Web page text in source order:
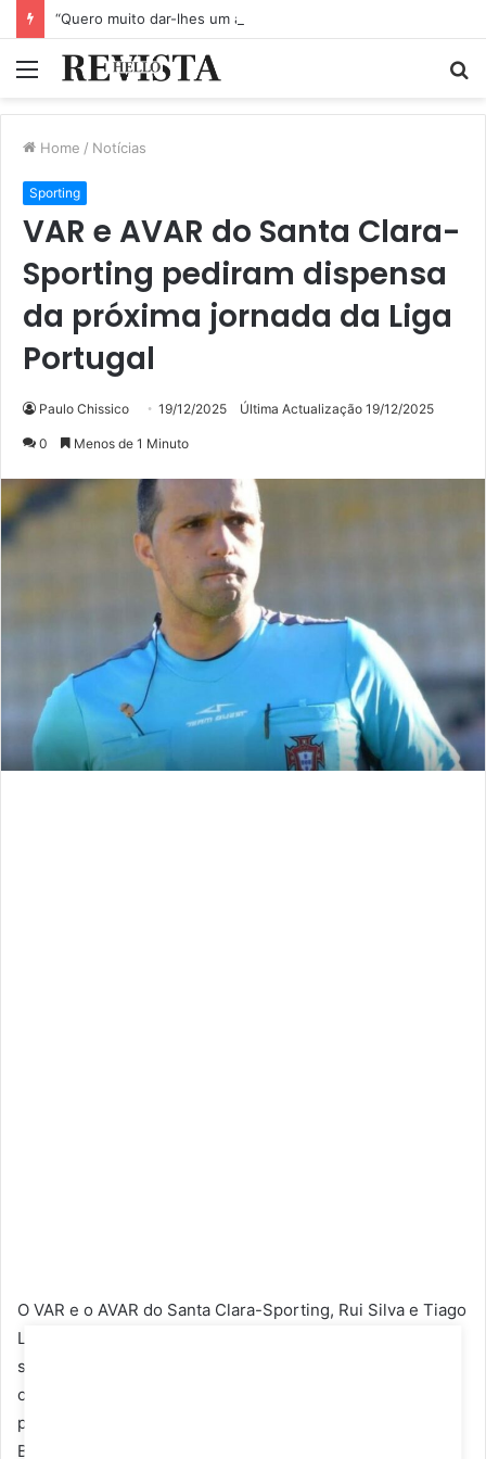
Menu
Home / Notícias
Sporting
VAR e AVAR do Santa Clara-
Sporting pediram dispensa
da próxima jornada da Liga
Portugal
Paulo Chissico 19/12/2025 Última Actualização 19/12/2025
0 Menos de 1 Minuto
O VAR e o AVAR do Santa Clara-Sporting, Rui Silva e Tiago
Leandro, solicitaram não integrar a 15.ª ronda da Liga,
situação que a Federação Portuguesa de Futebol
confirmou esta sexta-feira. Ambos estavam nomeados
para atuar nos encontros Tondela-Casa Pia e Estoril-SC
Braga, mas a dispensa surge depois do tumulto criado